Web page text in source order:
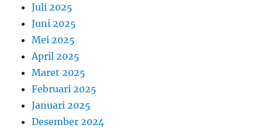
Juli 2025
Juni 2025
Mei 2025
April 2025
Maret 2025
Februari 2025
Januari 2025
Desember 2024